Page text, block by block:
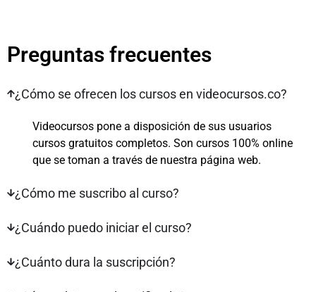
Preguntas frecuentes
¿Cómo se ofrecen los cursos en videocursos.co?
Videocursos pone a disposición de sus usuarios
cursos gratuitos completos. Son cursos 100% online
que se toman a través de nuestra página web.
¿Cómo me suscribo al curso?
¿Cuándo puedo iniciar el curso?
¿Cuánto dura la suscripción?